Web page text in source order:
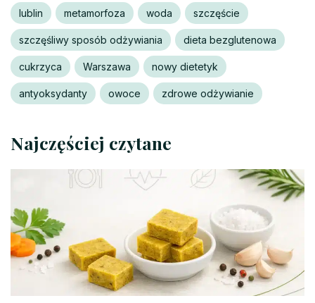
lublin metamorfoza woda szczęście
szczęśliwy sposób odżywiania dieta bezglutenowa
cukrzyca Warszawa nowy dietetyk
antyoksydanty owoce zdrowe odżywianie
Najczęściej czytane